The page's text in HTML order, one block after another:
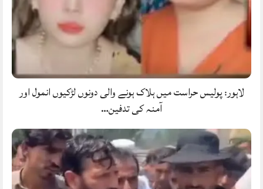
لاہور: پولیس حراست میں ہلاک ہونے والی دونوں لڑکیوں انمول اور
آمنہ کی تدفین…